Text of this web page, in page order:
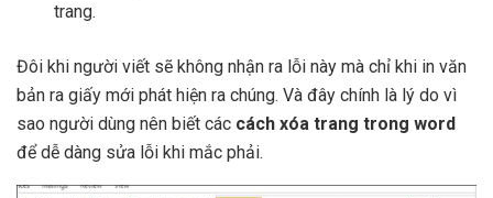
trang.
Đôi khi người viết sẽ không nhận ra lỗi này mà chỉ khi in văn
bản ra giấy mới phát hiện ra chúng. Và đây chính là lý do vì
sao người dùng nên biết các cách xóa trang trong word
để dễ dàng sửa lỗi khi mắc phải.